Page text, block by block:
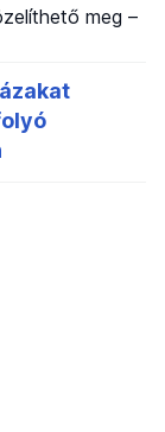
meg –